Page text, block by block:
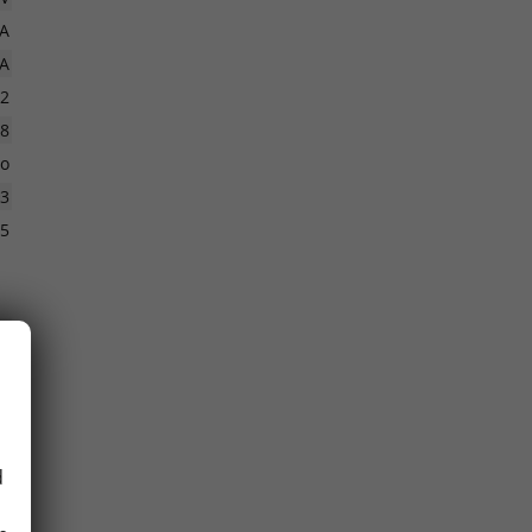
A
A